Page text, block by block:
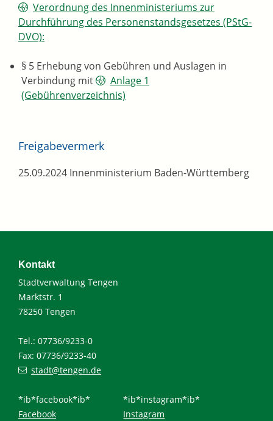
Verordnung des Innenministeriums zur
Durchführung des Personenstandsgesetzes (PStG-
DVO):
§ 5 Erhebung von Gebühren und Auslagen in
Verbindung mit
Anlage 1
(Gebührenverzeichnis)
Freigabevermerk
25.09.2024 Innenministerium Baden-Württemberg
Kontakt
Stadtverwaltung Tengen
Marktstr. 1
78250 Tengen
Tel.: 07736/9233-0
Fax: 07736/9233-40
stadt@tengen.de
*ib*facebook*ib*
Facebook
*ib*instagram*ib*
Instagram